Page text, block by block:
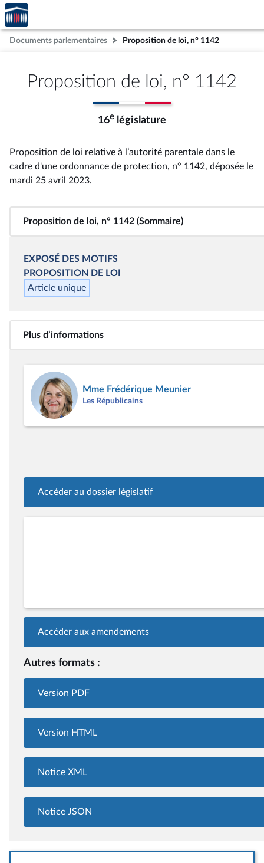
Aller au contenu
Aller en bas de la page
Accèder
à la
page
d'accueil
Documents parlementaires Proposition de loi, n° 1142
Proposition de loi, n° 1142
16e législature
Proposition de loi relative à l’autorité parentale dans le
cadre d'une ordonnance de protection, n° 1142, déposée le
mardi 25 avril 2023.
Proposition de loi, n° 1142 (Sommaire)
EXPOSÉ DES MOTIFS
PROPOSITION DE LOI
Article unique
Plus d’informations
Mme Frédérique Meunier
Les Républicains
Accéder au dossier législatif
Accéder aux amendements
Autres formats :
Version PDF
Version HTML
Notice XML
Notice JSON